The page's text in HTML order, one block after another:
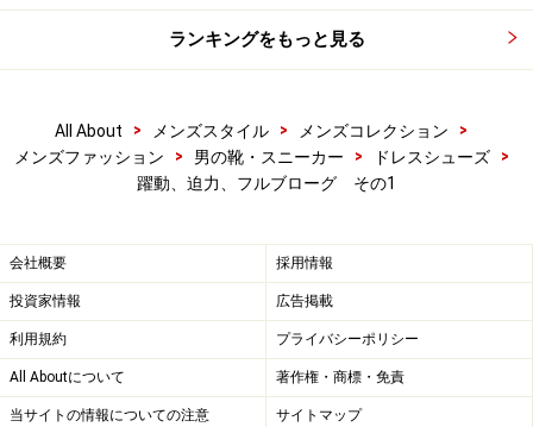
ランキングをもっと見る
All About > メンズスタイル > メンズコレクション
>
メンズファッション
> 男の靴・スニーカー > ドレスシューズ
>
躍動、迫力、フルブローグ その1
会社概要 採用情報
投資家情報 広告掲載
利用規約 プライバシーポリシー
All Aboutについて 著作権・商標・免責
当サイトの情報についての注意 サイトマップ